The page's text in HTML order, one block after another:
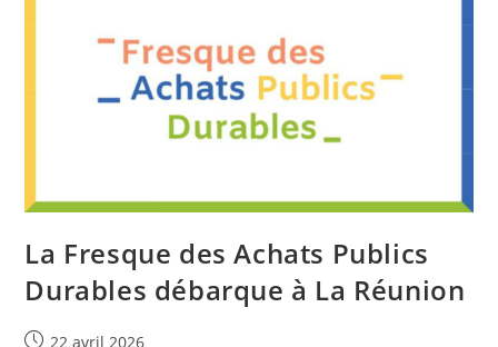
La Fresque des Achats Publics
Durables débarque à La Réunion
Publication
22 avril 2026